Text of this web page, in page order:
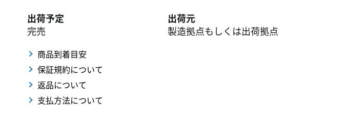
出荷予定
完売
出荷元
製造拠点もしくは出荷拠点
商品到着目安
保証規約について
返品について
支払方法について